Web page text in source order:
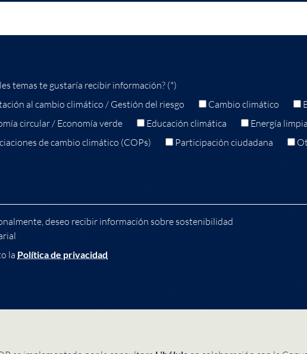
temas te gustaría recibir información? (*)
al cambio climático / Gestión del riesgo
Cambio climático
circular / Economía verde
Educación climática Energía
de cambio climático (COPs)
Participación ciudadana
deseo recibir información sobre sostenibilidad
la Política de privacidad